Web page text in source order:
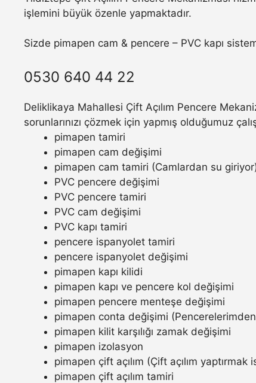
işlemini büyük özenle yapmaktadır.
Sizde pimapen cam & pencere – PVC kapı
0530 640 44 22
Deliklikaya Mahallesi Çift Açılım Pencere
sorunlarınızı çözmek için yapmış olduğumuz
pimapen tamiri
pimapen cam değişimi
pimapen cam tamiri (Camlardan su
PVC pencere değişimi
PVC pencere tamiri
PVC cam değişimi
PVC kapı tamiri
pencere ispanyolet tamiri
pencere ispanyolet değişimi
pimapen kapı kilidi
pimapen kapı ve pencere kol değişimi
pimapen pencere menteşe değişimi
pimapen conta değişimi
pimapen kilit karşılığı zamak değişimi
pimapen izolasyon
pimapen çift açılım (Çift açılım yaptırmak
pimapen çift açılım tamiri